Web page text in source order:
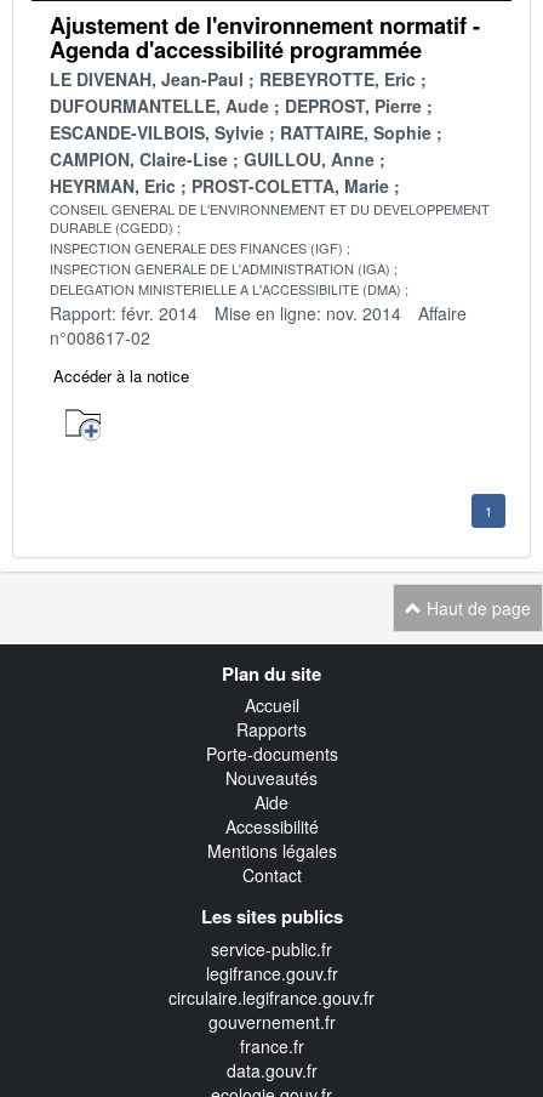
Ajustement de l'environnement normatif -
Agenda d'accessibilité programmée
LE DIVENAH, Jean-Paul
REBEYROTTE, Eric
DUFOURMANTELLE, Aude
DEPROST, Pierre
ESCANDE-VILBOIS, Sylvie
RATTAIRE, Sophie
CAMPION, Claire-Lise
GUILLOU, Anne
HEYRMAN, Eric
PROST-COLETTA, Marie
CONSEIL GENERAL DE L'ENVIRONNEMENT ET DU DEVELOPPEMENT
DURABLE (CGEDD)
INSPECTION GENERALE DES FINANCES (IGF)
INSPECTION GENERALE DE L'ADMINISTRATION (IGA)
DELEGATION MINISTERIELLE A L'ACCESSIBILITE (DMA)
Rapport: févr. 2014 Mise en ligne: nov. 2014
Affaire
n°008617-02
Accéder à la notice
1
Haut de page
Plan du site
Accueil
Rapports
Porte-documents
Nouveautés
Aide
Accessibilité
Mentions légales
Contact
Les sites publics
service-public.fr
legifrance.gouv.fr
circulaire.legifrance.gouv.fr
gouvernement.fr
france.fr
data.gouv.fr